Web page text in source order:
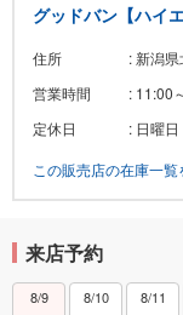
グッドバン【ハイ
住所
: 新潟
営業時間
: 11:00
定休日
: 日曜
この販売店の在庫一覧
来店予約
8/9 8/10 8/11